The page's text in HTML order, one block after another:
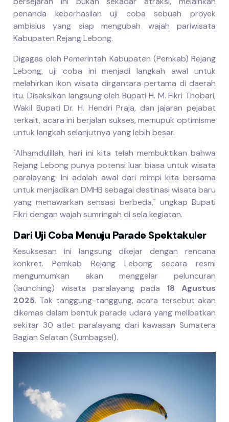
penanda keberhasilan uji coba sebuah proyek
ambisius yang siap mengubah wajah pariwisata
Kabupaten Rejang Lebong.
Digagas oleh Pemerintah Kabupaten (Pemkab) Rejang
Lebong, uji coba ini menjadi langkah awal untuk
melahirkan ikon wisata dirgantara pertama di daerah
itu. Disaksikan langsung oleh Bupati H. M. Fikri Thobari,
Wakil Bupati Dr. H. Hendri Praja, dan jajaran pejabat
terkait, acara ini berjalan sukses, memupuk optimisme
untuk langkah selanjutnya yang lebih besar.
"Alhamdulillah, hari ini kita telah membuktikan bahwa
Rejang Lebong punya potensi luar biasa untuk wisata
paralayang. Ini adalah awal dari mimpi kita bersama
untuk menjadikan DMHB sebagai destinasi wisata baru
yang menawarkan sensasi berbeda," ungkap Bupati
Fikri dengan wajah sumringah di sela kegiatan.
Dari Uji Coba Menuju Parade Spektakuler
Kesuksesan ini langsung dikejar dengan rencana
konkret. Pemkab Rejang Lebong secara resmi
mengumumkan akan menggelar peluncuran
(launching) wisata paralayang pada 18 Agustus
2025. Tak tanggung-tanggung, acara tersebut akan
dikemas dalam bentuk parade udara yang melibatkan
sekitar 30 atlet paralayang dari kawasan Sumatera
Bagian Selatan (Sumbagsel).